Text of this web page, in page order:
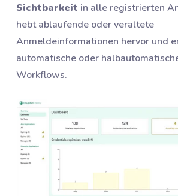
Sichtbarkeit in alle registrierten
hebt ablaufende oder veraltete
Anmeldeinformationen hervor und
automatische oder
Workflows.